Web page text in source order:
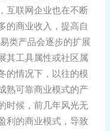
互联网企业也在不断
的商业收入，提高自
类产品会逐步的扩展
其工具属性或社区属
的情况下，以往的模
熟可靠商业模式的产
时候，前几年风光无
利的商业模式，导致